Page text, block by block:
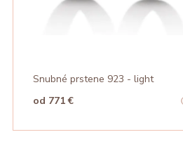
Snubné prstene 923 - light
od 771 €